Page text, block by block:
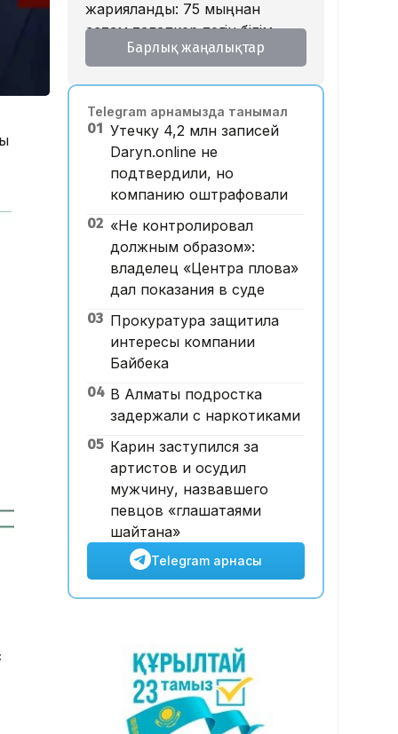
жарияланды: 75 мыңнан
астам талапкер тегін білім
алады
қарқынының баяулауы
қолдап отыр – сарапшылар
13:30, 07 Тамыз 2026
Фельдшер Ұлдана
Мырзуанның қазасына
қатысты іс сотқа жолданды
12:59, 07 Тамыз 2026
Абай облысы аумағындағы
орманды өрттен қорғауға 3
млрд теңгеден астам қаржы
бөлінді
12:00, 07 Тамыз 2026
Грекия мен Арменияның
бұрынғы бас бапкері
басқаруы мүмкін
Барлық жаңалықтар
Telegram арнамызда танымал
01 Утечку 4,2 млн записей
Daryn.online не
подтвердили, но
компанию оштрафовали
02 «Не контролировал
должным образом»:
владелец «Центра плова»
дал показания в суде
03 Прокуратура защитила
интересы компании
Байбека
04 В Алматы подростка
задержали с наркотиками
05 Карин заступился за
артистов и осудил
мужчину, назвавшего
певцов «глашатаями
шайтана»
Telegram арнасы